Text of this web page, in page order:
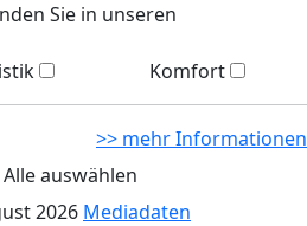
Sie in unseren
Komfort
>> mehr Informationen
Alle auswählen
2026 Mediadaten